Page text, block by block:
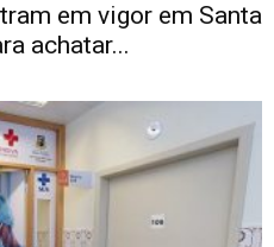
em vigor em Santa
achatar...